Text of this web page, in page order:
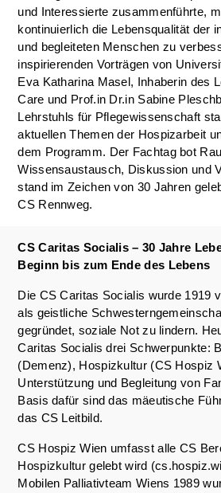
und Interessierte zusammenführte,
kontinuierlich die Lebensqualität der
und begleiteten Menschen zu
inspirierenden Vorträgen von
Eva Katharina Masel, Inhaberin des
Care und Prof.in Dr.in Sabine
Lehrstuhls für Pflegewissenschaft
aktuellen Themen der Hospizarbeit
dem Programm. Der Fachtag bot
Wissensaustausch, Diskussion und
stand im Zeichen von 30 Jahren
CS Rennweg.
CS Caritas Socialis – 30 Jahre
Beginn bis zum Ende des Lebens
Die CS Caritas Socialis wurde 1919
als geistliche
gegründet, soziale Not zu lindern.
Caritas Socialis drei Schwerpunkte:
(Demenz), Hospizkultur (CS Hospiz
Unterstützung und Begleitung von
Basis dafür sind das mäeutische
das CS Leitbild.
CS Hospiz Wien umfasst alle CS
Hospizkultur gelebt wird
Mobilen Palliativteam Wiens 1989